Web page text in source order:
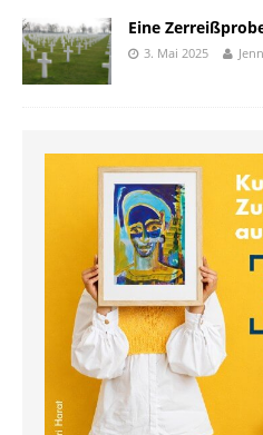
Eine
3. Mai 2025